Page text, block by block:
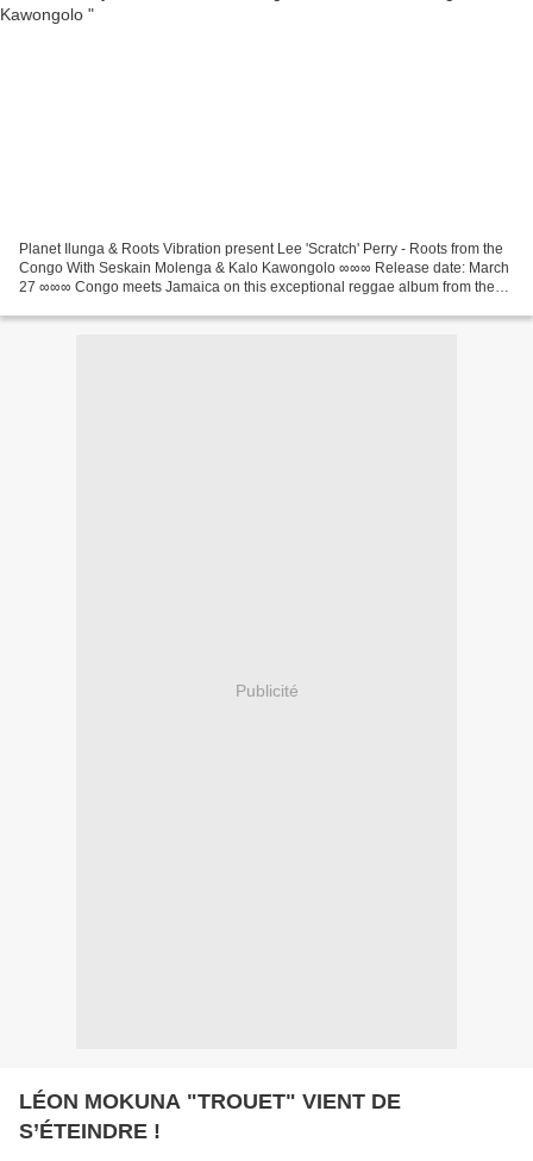
Planet Ilunga & Roots Vibration present Lee 'Scratch' Perry - Roots from the
Congo With Seskain Molenga & Kalo Kawongolo ∞∞∞ Release date: March
27 ∞∞∞ Congo meets Jamaica on this exceptional reggae album from the
Publicité
LÉON MOKUNA "TROUET" VIENT DE
S’ÉTEINDRE !